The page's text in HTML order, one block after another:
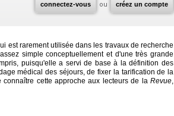
connectez-vous ou créez un compte
est rarement utilisée dans les travaux de recherche
simple conceptuellement et d'une très grande
puisqu'elle a servi de base à la définition des
médical des séjours, de fixer la tarification de la
cette approche aux lecteurs de la Revue,